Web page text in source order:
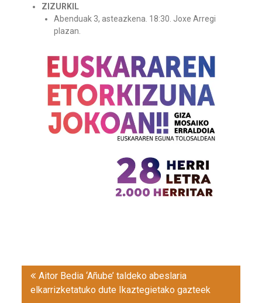
ZIZURKIL
Abenduak 3, asteazkena. 18:30. Joxe Arregi
plazan.
Post
navigation
Aitor Bedia ‘Añube’ taldeko abeslaria
elkarrizketatuko dute Ikaztegietako gazteek